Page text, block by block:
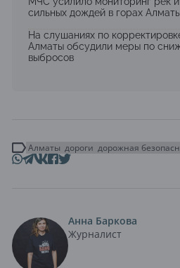
сильных дождей в горах
На слушаниях по
Алматы обсудили меры по
выбросов
Алматы дороги дорожная
Анна Баркова
Журналист